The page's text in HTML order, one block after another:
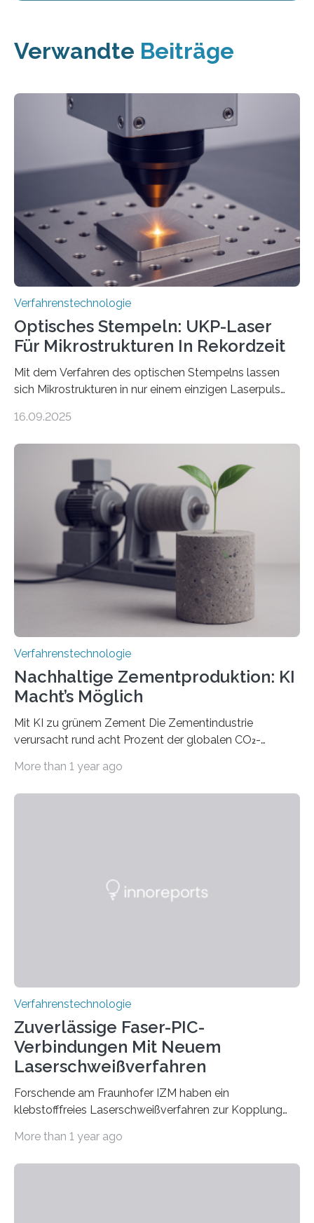
Verwandte Beiträge
Verfahrenstechnologie
Optisches Stempeln: UKP-Laser
Für Mikrostrukturen In Rekordzeit
Mit dem Verfahren des optischen Stempelns lassen
sich Mikrostrukturen in nur einem einzigen Laserpuls
zeitaufwändiges Abscannen der Fläche. Am Fraunhofer
RWTH Aachen den Strahl eines Ultrakurzpulslasers
mithilfe eines Spatial Light Modulators (SLM) exakt in
das gewünschte Muster und bringen es direkt auf die
Werkstückoberfläche. Das beschleunigt die
Bearbeitung deutlich und eröffnet neue Möglichkeiten
für Branchen wie die stahl- und metallverarbeitende
Industrie oder die Glasverarbeitung. Erste Tests…
16.09.2025
Verfahrenstechnologie
Nachhaltige Zementproduktion: KI
Macht’s Möglich
Mit KI zu grünem Zement Die Zementindustrie
verursacht rund acht Prozent der globalen CO₂-
Flugverkehr. Forschende am Paul Scherrer Institut PSI
brennen, der Grundstoff für baufertigen Zement. Wenig
More than 1 year ago
Verfahrenstechnologie
Zuverlässige Faser-PIC-
Verbindungen Mit Neuem
Laserschweißverfahren
Forschende am Fraunhofer IZM haben ein
klebstofffreies Laserschweißverfahren zur Kopplung
optischen Glasfasern realisiert, welches auch in
More than 1 year ago